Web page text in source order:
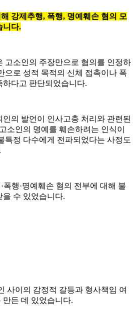
강제추행, 폭행, 명예훼손 혐의 모
니다.
고소인의 주장만으로 혐의를 인정하
으로 성적 목적의 신체 접촉이나 폭
다고 판단되었습니다.
의 발언이 인사고충 처리와 관련된
소인의 명예를 훼손하려는 인식이
특정 다수에게 전파되었다는 사정도
폭행·명예훼손 혐의 전부에 대해 불
을 수 있었습니다.
사이의 감정적 갈등과 형사책임 여
든 데 있었습니다.